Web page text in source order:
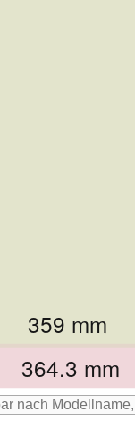
397 mm
364.3 mm
361 mm
359 mm